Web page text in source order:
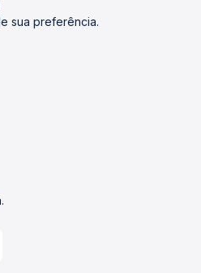
sua preferência.